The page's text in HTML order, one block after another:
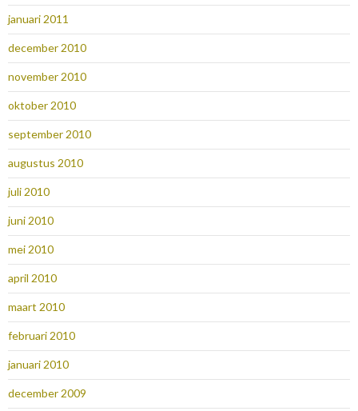
januari 2011
december 2010
november 2010
oktober 2010
september 2010
augustus 2010
juli 2010
juni 2010
mei 2010
april 2010
maart 2010
februari 2010
januari 2010
december 2009